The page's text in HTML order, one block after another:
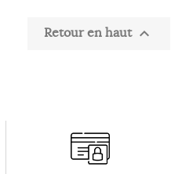
Retour en haut 